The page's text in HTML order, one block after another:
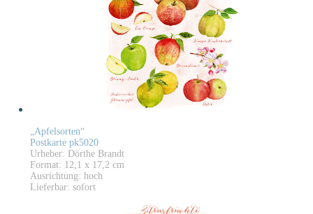
„Apfelsorten“
Postkarte pk5020
Urheber: Dörthe Brandt
Format: 12,1 x 17,2 cm
Ausrichtung: hoch
Lieferbar: sofort